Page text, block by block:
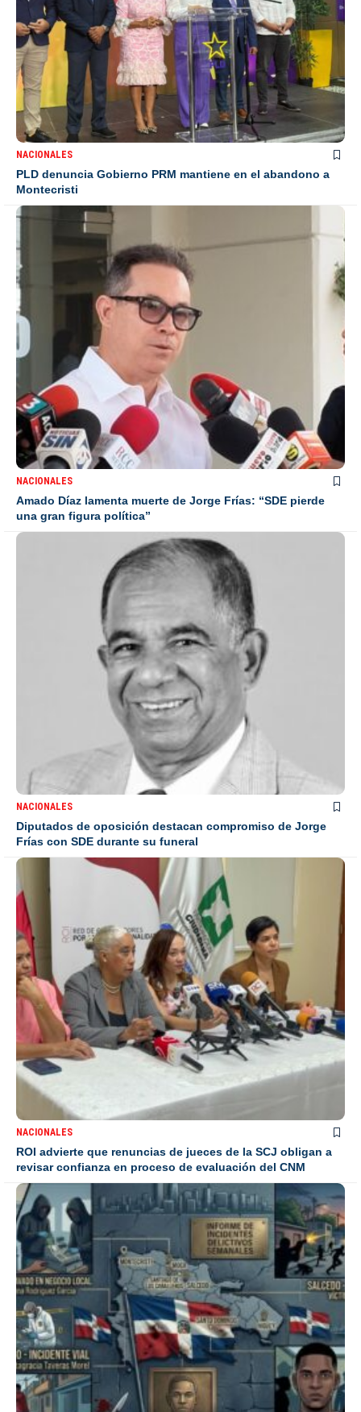
NACIONALES
PLD denuncia Gobierno PRM mantiene en el abandono a
Montecristi
NACIONALES
Amado Díaz lamenta muerte de Jorge Frías: “SDE pierde
una gran figura política”
NACIONALES
Diputados de oposición destacan compromiso de Jorge
Frías con SDE durante su funeral
NACIONALES
ROI advierte que renuncias de jueces de la SCJ obligan a
revisar confianza en proceso de evaluación del CNM